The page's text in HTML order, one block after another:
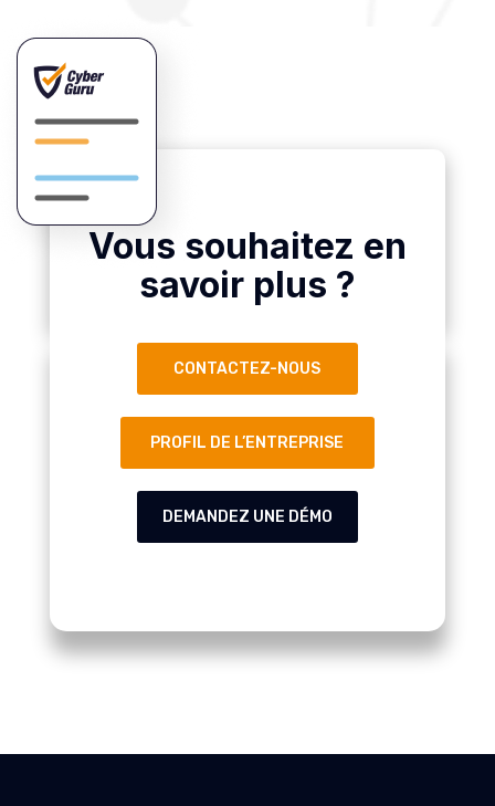
Vous souhaitez en
savoir plus ?
CONTACTEZ-NOUS
PROFIL DE L’ENTREPRISE
DEMANDEZ UNE DÉMO